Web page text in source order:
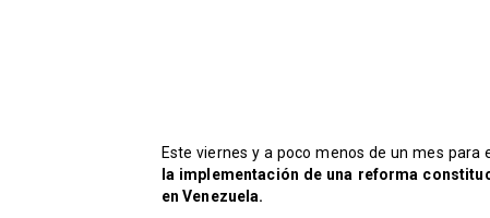
​Este viernes y a poco menos de un mes
la implementación de una reforma
en Venezuela.